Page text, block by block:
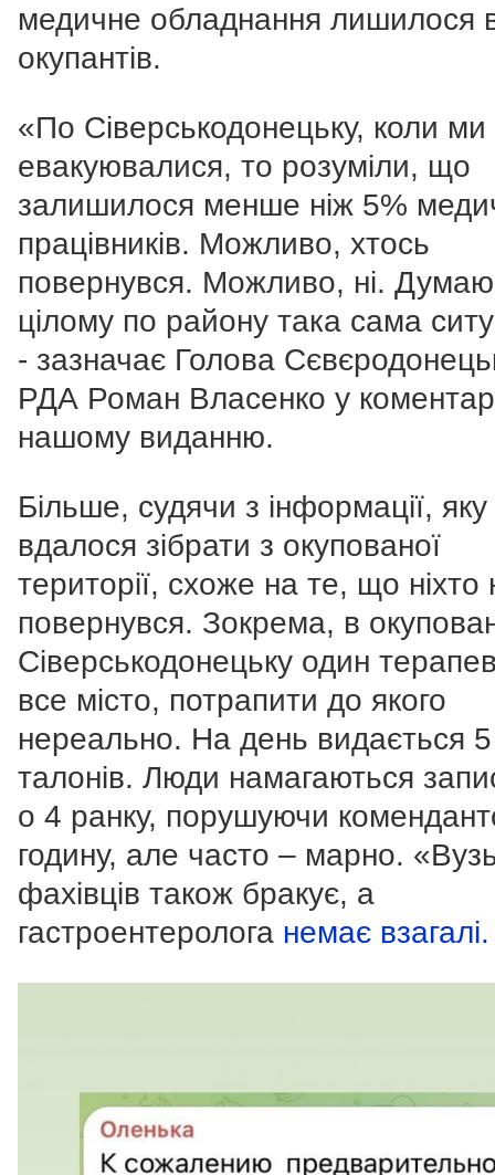
медичне обладнання лишилося
окупантів.
«По Сіверськодонецьку, коли ми
евакуювалися, то розуміли, що
залишилося менше ніж 5%
працівників. Можливо, хтось
повернувся. Можливо, ні.
цілому по району така сама
- зазначає Голова
РДА Роман Власенко у
нашому виданню.
Більше, судячи з інформації, яку
вдалося зібрати з окупованої
території, схоже на те, що ніхто
повернувся. Зокрема, в
Сіверськодонецьку один
все місто, потрапити до якого
нереально. На день видається 5
талонів. Люди намагаються
о 4 ранку, порушуючи
годину, але часто – марно.
фахівців також бракує, а
гастроентеролога немає взагалі.